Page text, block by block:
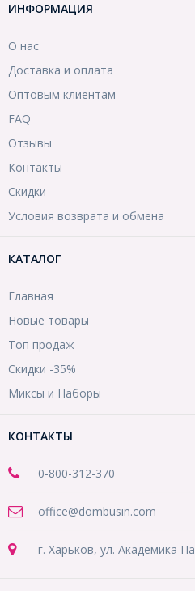
ИНФОРМАЦИЯ
О нас
Доставка и оплата
Оптовым клиентам
FAQ
Отзывы
Контакты
Скидки
Условия возврата и обмена
КАТАЛОГ
Главная
Новые товары
Топ продаж
Скидки -35%
Миксы и Наборы
КОНТАКТЫ
0-800-312-370
office@dombusin.com
г. Харьков, ул. Академика